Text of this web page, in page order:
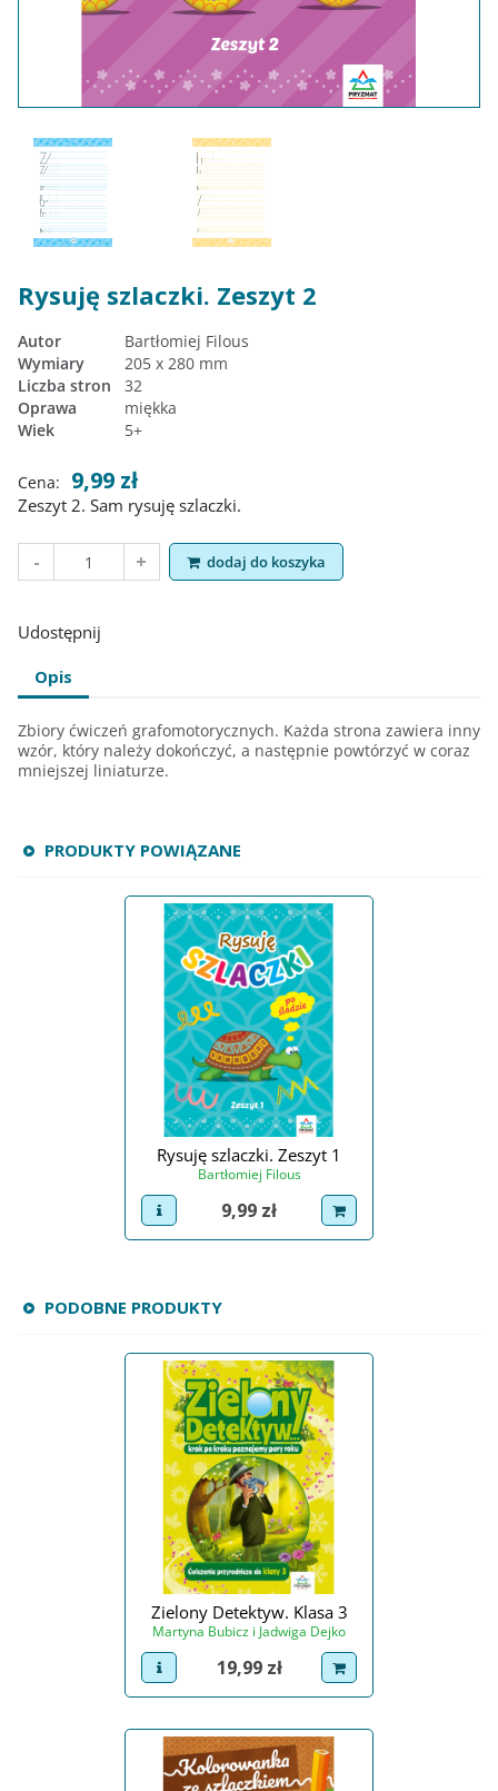
Rysuję szlaczki. Zeszyt 2
Autor
Bartłomiej Filous
Wymiary
205 x 280 mm
Liczba stron
32
Oprawa
miękka
Wiek
5+
Cena: 9,99 zł
Zeszyt 2. Sam rysuję szlaczki.
dodaj do koszyka
Udostępnij
Opis
Zbiory ćwiczeń grafomotorycznych. Każda strona zawiera inny
wzór, który należy dokończyć, a następnie powtórzyć w coraz
mniejszej liniaturze.
PRODUKTY POWIĄZANE
Rysuję szlaczki. Zeszyt 1
Bartłomiej Filous
view product
Cena
9,99 zł dodaj do koszyka
PODOBNE PRODUKTY
Zielony Detektyw. Klasa 3
Martyna Bubicz i Jadwiga Dejko
view product
Cena
19,99 zł dodaj do koszyka